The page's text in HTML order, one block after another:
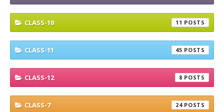
CLASS-10 11
CLASS-11 45
CLASS-12 8
CLASS-7 24